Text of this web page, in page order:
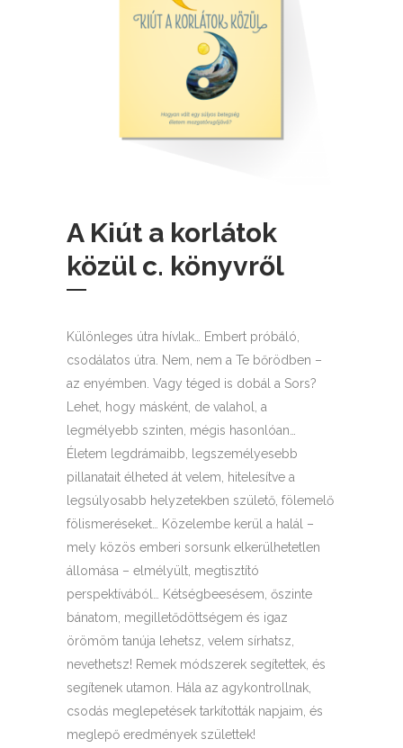
A Kiút a korlátok
közül c. könyvről
Különleges útra hívlak… Embert próbáló,
csodálatos útra. Nem, nem a Te bőrödben –
az enyémben. Vagy téged is dobál a Sors?
Lehet, hogy másként, de valahol, a
legmélyebb szinten, mégis hasonlóan…
Életem legdrámaibb, legszemélyesebb
pillanatait élheted át velem, hitelesítve a
legsúlyosabb helyzetekben születő, fölemelő
fölismeréseket… Közelembe kerül a halál –
mely közös emberi sorsunk elkerülhetetlen
állomása – elmélyült, megtisztító
perspektívából… Kétségbeesésem, őszinte
bánatom, megilletődöttségem és igaz
örömöm tanúja lehetsz, velem sírhatsz,
nevethetsz! Remek módszerek segítettek, és
segítenek utamon. Hála az agykontrollnak,
csodás meglepetések tarkították napjaim, és
meglepő eredmények születtek!